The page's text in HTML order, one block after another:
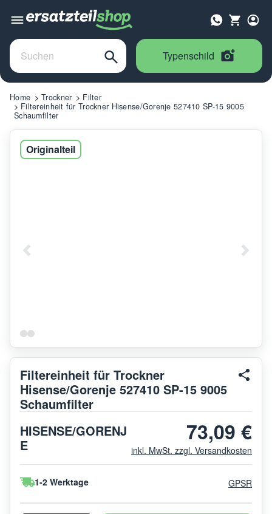
Typenschild
Home Trockner
Filter
Filtereinheit für Trockner Hisense/Gorenje 527410 SP-15 9005
Schaumfilter
Originalteil
Filtereinheit für Trockner
Hisense/Gorenje 527410 SP-15 9005
Schaumfilter
HISENSE/GORENJ
E
73,09 €
inkl. MwSt. zzgl. Versandkosten
1-2 Werktage GPSR